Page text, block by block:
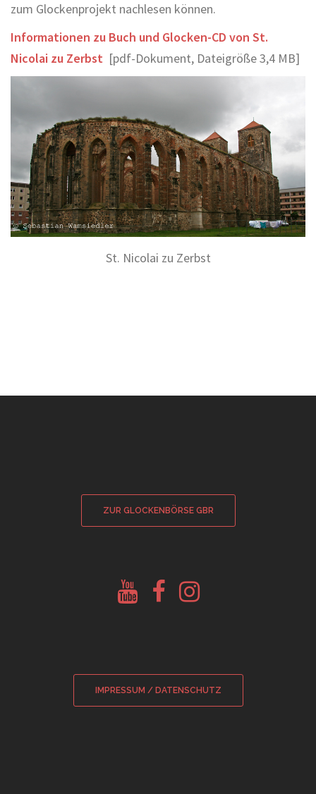
zum Glockenprojekt nachlesen können.
Informationen zu Buch und Glocken-CD von St.
Nicolai zu Zerbst [pdf-Dokument, Dateigröße 3,4 MB]
St. Nicolai zu Zerbst
ZUR GLOCKENBÖRSE GBR
Youtube
Glockenberatung
Facebook
Glockenbörse
Instagram
Glockenbörse
IMPRESSUM / DATENSCHUTZ